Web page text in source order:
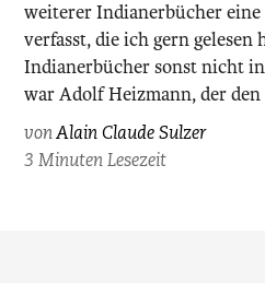
weiterer Indianerbücher eine
verfasst, die ich gern gelesen
Indianerbücher sonst nicht
war Adolf Heizmann, der den
vonAlain Claude Sulzer
3 Minuten Lesezeit